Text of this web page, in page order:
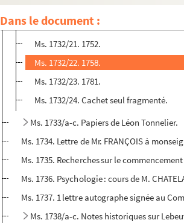
Dans le document :
Ms. 1732/19. 1748.
Ms. 1732/20. 1751.
Ms. 1732/21. 1752.
Ms. 1732/22. 1758.
Ms. 1732/23. 1781.
Ms. 1732/24. Cachet seul fragmenté.
Ms. 1733/a-c. Papiers de Léon Tonnelier.
Ms. 1734. Lettre de Mr. FRANÇOIS à
Ms. 1735. Recherches sur le
Ms. 1736. Psychologie : cours de M.
Ms. 1737. 1 lettre autographe signée au
Ms. 1738/a-c. Notes historiques sur